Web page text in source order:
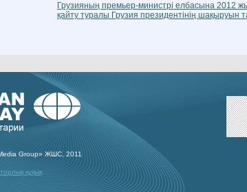
Грузияның премьер-министрі елбасына 2012
қайту туралы Грузия президентінің шақыруын
Group» ЖШС, 2011
құқық